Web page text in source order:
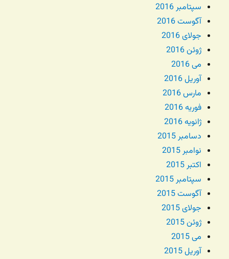
سپتامبر 2016
آگوست 2016
جولای 2016
ژوئن 2016
می 2016
آوریل 2016
مارس 2016
فوریه 2016
ژانویه 2016
دسامبر 2015
نوامبر 2015
اکتبر 2015
سپتامبر 2015
آگوست 2015
جولای 2015
ژوئن 2015
می 2015
آوریل 2015